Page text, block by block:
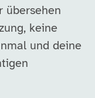
übersehen
keine
und deine